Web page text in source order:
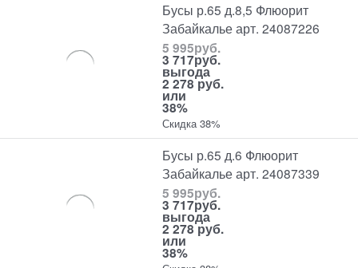
Бусы р.65 д.8,5 Флюорит
Забайкалье арт. 24087226
5 995руб.
3 717руб.
выгода
2 278 руб.
или
38%
Скидка 38%
Бусы р.65 д.6 Флюорит
Забайкалье арт. 24087339
5 995руб.
3 717руб.
выгода
2 278 руб.
или
38%